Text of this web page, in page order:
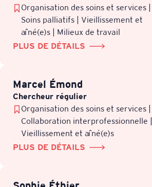
Organisation des soins et services |
Soins palliatifs | Vieillissement et
aîné(e)s | Milieux de travail
PLUS DE DÉTAILS
Marcel Émond
Chercheur régulier
Organisation des soins et services |
Collaboration interprofessionnelle |
Vieillissement et aîné(e)s
PLUS DE DÉTAILS